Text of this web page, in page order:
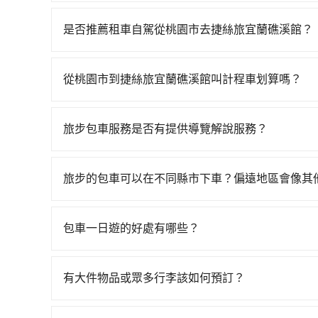
南港一天最多有72班次高鐵可搭乘。假設從桃園
小黃後約花50分鐘、車費900元後，抵達捷絲旅
會額外浪費54分鐘在轉乘與等車上，現在還不馬
是否推薦租車自駕從桃園市去捷絲旅宜蘭礁溪館？
天就要來回，那在桃園路邊可隨租隨借的iRent應
時40元路邊停車費用預估進去，但額外的汽車保
的車門仍未被修理，每一次租車都好像在開樂透
點仍有段距離，在遇到下雨天或者載行李時，就顯
從桃園市到捷絲旅宜蘭礁溪館叫計程車划算嗎？
到車，也可考慮打電話至附近的計程車隊，如游
合以上，無論在價格或服務品質上，tripool都是
旅步包車服務是否有提供導覽解說服務？
booking@tripool.app聯繫我們，將有專人協助
旅步的包車可以在不同縣市下車？偏遠地區會像其
用，不會像其他業者那樣收取額外費用。但如果
包車一日遊的好處有哪些？
驗當地文化和風土人情，此外，包車還可以省去
有大件物品或眾多行李該如何預訂？